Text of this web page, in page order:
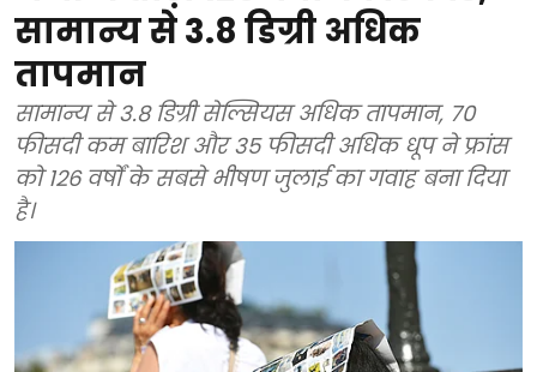
सामान्य से 3.8 डिग्री अधिक
तापमान
सामान्य से 3.8 डिग्री सेल्सियस अधिक तापमान, 70
फीसदी कम बारिश और 35 फीसदी अधिक धूप ने फ्रांस
को 126 वर्षों के सबसे भीषण जुलाई का गवाह बना दिया
है।